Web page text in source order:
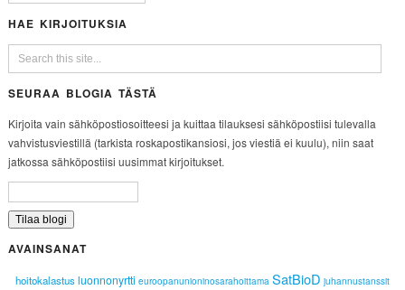
HAE KIRJOITUKSIA
SEURAA BLOGIA TÄSTÄ
Kirjoita vain sähköpostiosoitteesi ja kuittaa tilauksesi sähköpostiisi tulevalla
vahvistusviestillä (tarkista roskapostikansiosi, jos viestiä ei kuulu), niin saat
jatkossa sähköpostiisi uusimmat kirjoitukset.
AVAINSANAT
hoitokalastusluonnonyrtti euroopanunioninosarahoittama SatBioD juhannustanssit